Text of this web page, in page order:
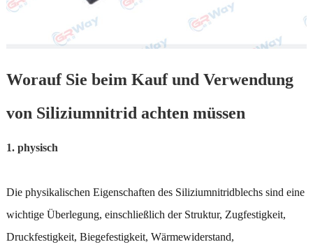
Worauf Sie beim Kauf und Verwendung
von Siliziumnitrid achten müssen
1. physisch
Die physikalischen Eigenschaften des Siliziumnitridblechs sind eine
wichtige Überlegung, einschließlich der Struktur, Zugfestigkeit,
Druckfestigkeit, Biegefestigkeit, Wärmewiderstand,